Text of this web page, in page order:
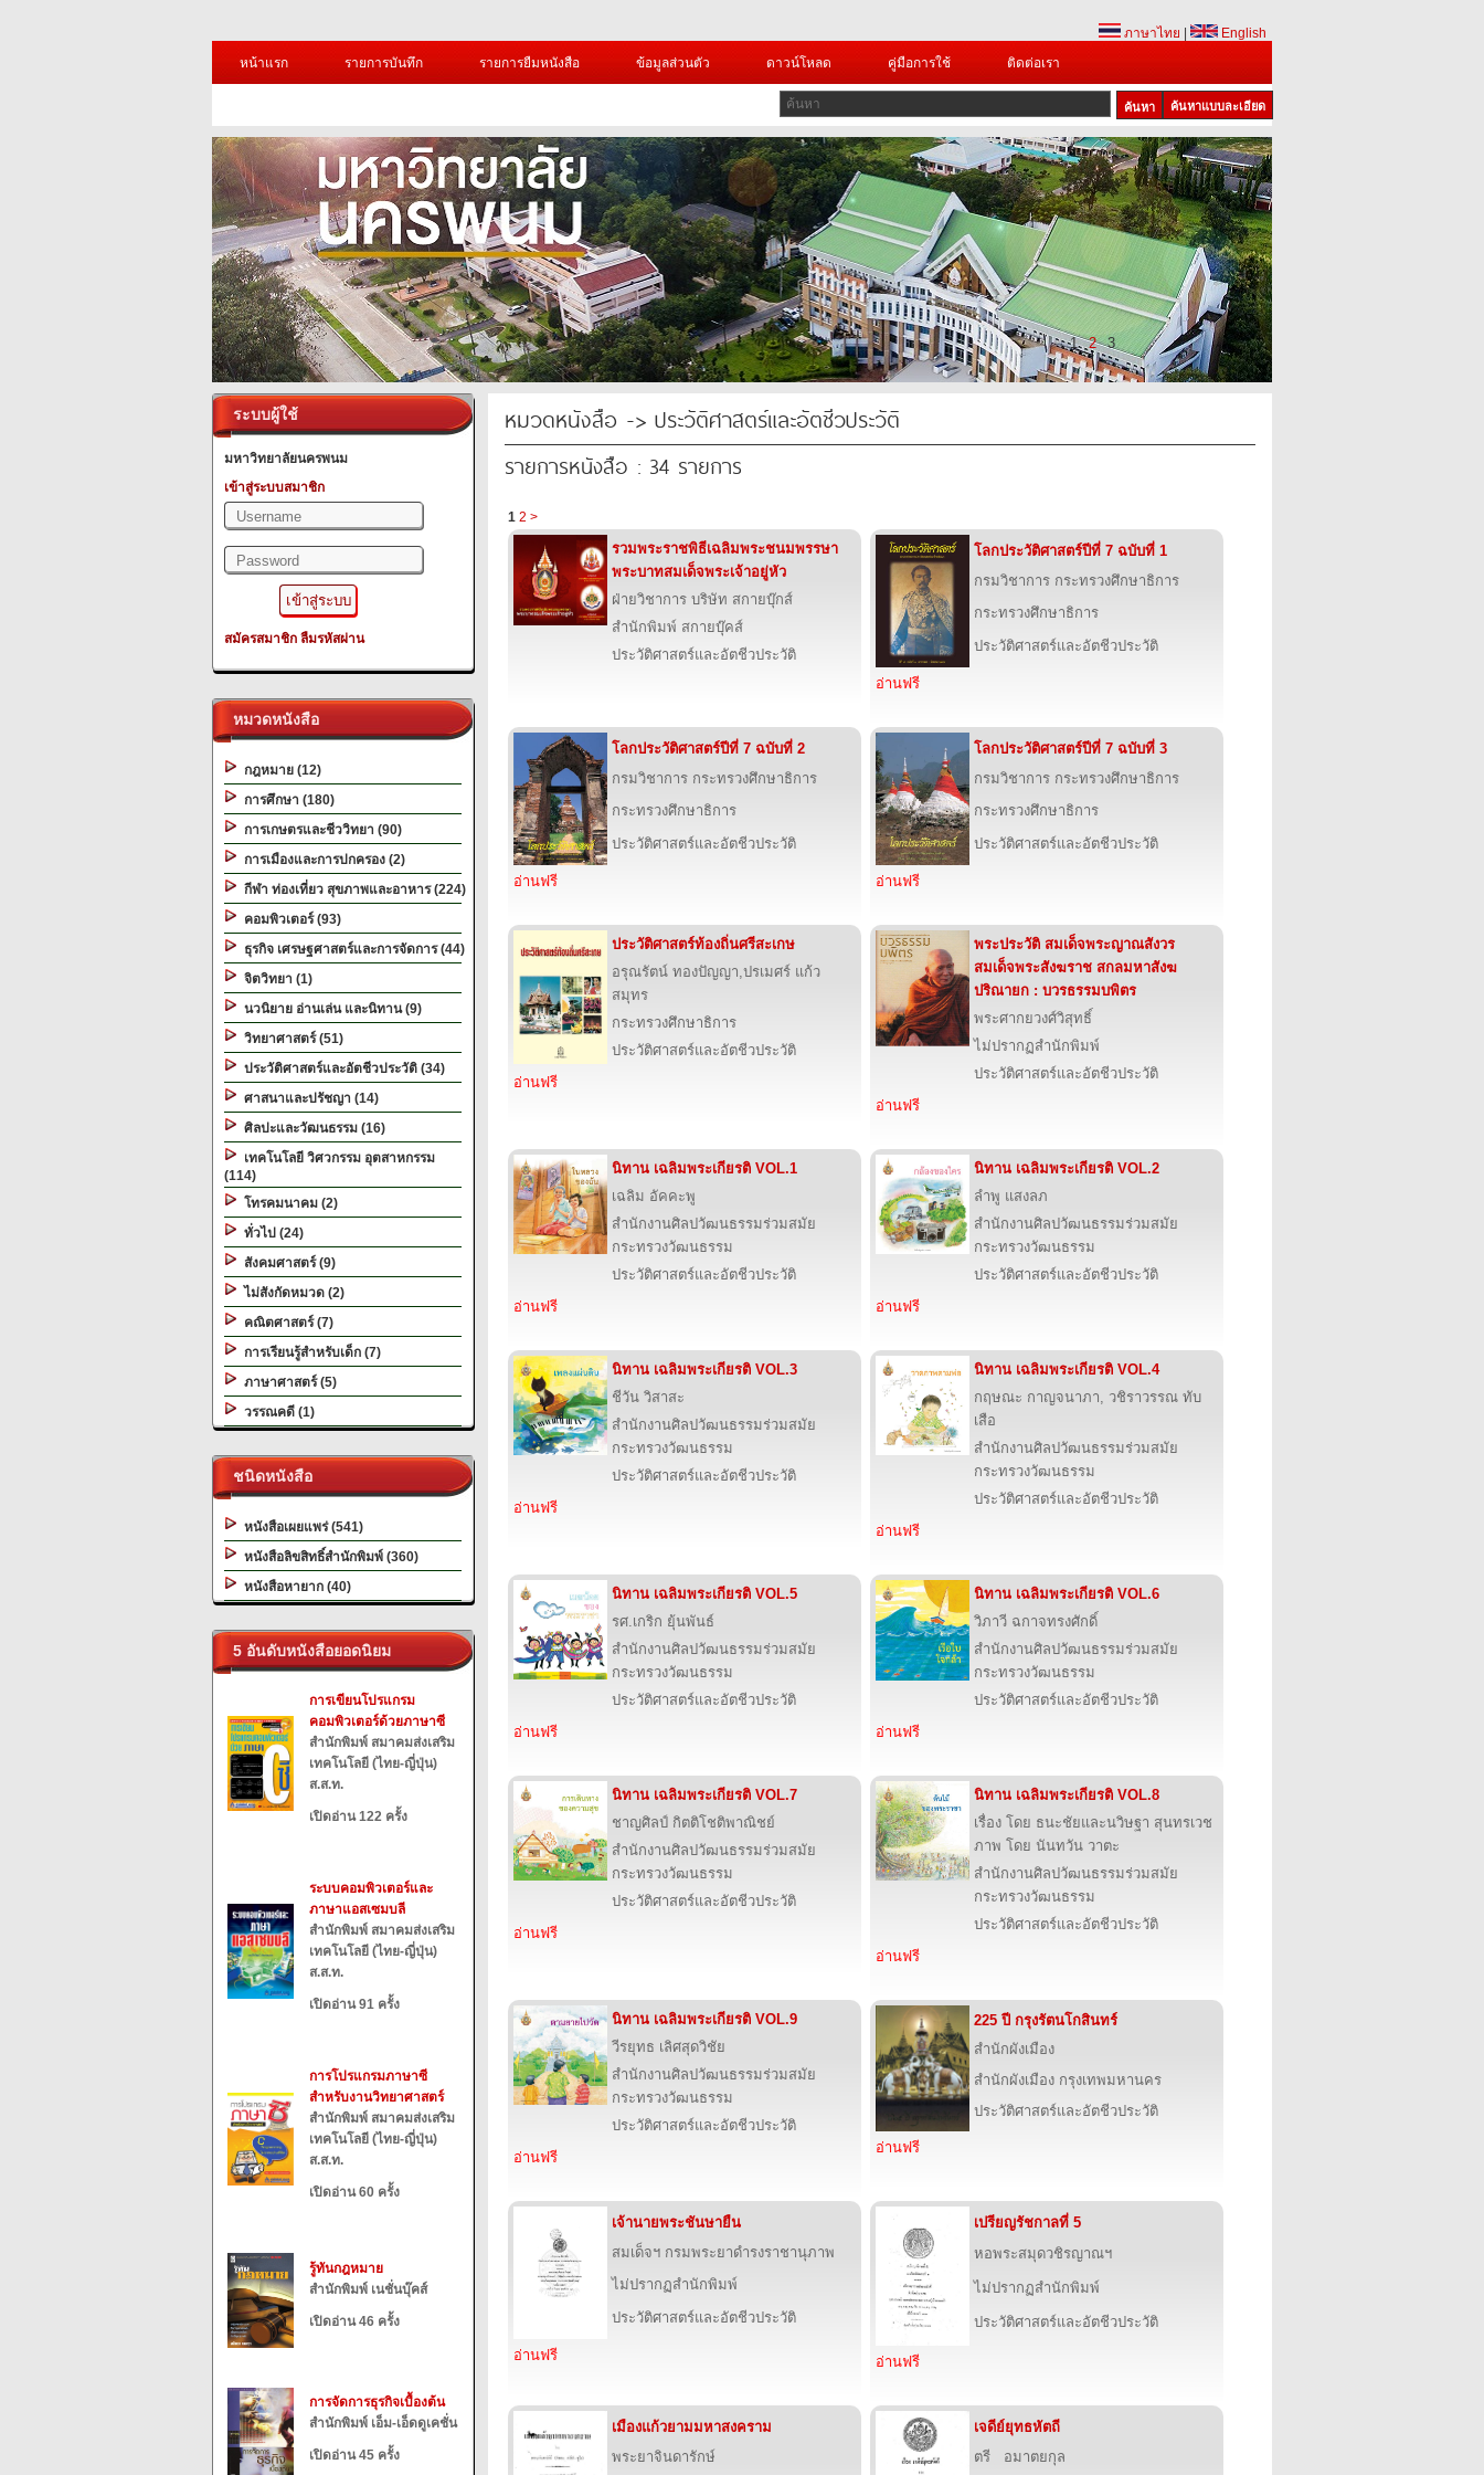
ภาษาไทย
English
หน้าแรก
รายการบันทึก รายการยืมหนังสือ ข้อมูลส่วนตัว ดาวน์โหลด คู่มือการใช้ ติดต่อเรา
ค้นหาแบบละเอียด
1 2 3
ระบบผู้ใช้
มหาวิทยาลัยนครพนม
เข้าสู่ระบบสมาชิก
สมัครสมาชิก ลืมรหัสผ่าน
หมวดหนังสือ
กฎหมาย (12)
การศึกษา (180)
การเกษตรและชีววิทยา (90)
การเมืองและการปกครอง (2)
กีฬา ท่องเที่ยว สุขภาพและอาหาร (224)
คอมพิวเตอร์ (93)
ธุรกิจ เศรษฐศาสตร์และการจัดการ (44)
จิตวิทยา (1)
นวนิยาย อ่านเล่น และนิทาน (9)
วิทยาศาสตร์ (51)
ประวัติศาสตร์และอัตชีวประวัติ (34)
ศาสนาและปรัชญา (14)
ศิลปะและวัฒนธรรม (16)
เทคโนโลยี วิศวกรรม อุตสาหกรรม
(114)
โทรคมนาคม (2)
ทั่วไป (24)
สังคมศาสตร์ (9)
ไม่สังกัดหมวด (2)
คณิตศาสตร์ (7)
การเรียนรู้สำหรับเด็ก (7)
ภาษาศาสตร์ (5)
วรรณคดี (1)
ชนิดหนังสือ
หนังสือเผยแพร่ (541)
หนังสือลิขสิทธิ์สำนักพิมพ์ (360)
หนังสือหายาก (40)
5 อันดับหนังสือยอดนิยม
การเขียนโปรแกรม
คอมพิวเตอร์ด้วยภาษาซี
สำนักพิมพ์ สมาคมส่งเสริม
เทคโนโลยี (ไทย-ญี่ปุ่น)
ส.ส.ท.
เปิดอ่าน 122 ครั้ง
ระบบคอมพิวเตอร์และ
ภาษาแอสเซมบลี
สำนักพิมพ์ สมาคมส่งเสริม
เทคโนโลยี (ไทย-ญี่ปุ่น)
ส.ส.ท.
เปิดอ่าน 91 ครั้ง
การโปรแกรมภาษาซี
สำหรับงานวิทยาศาสตร์
สำนักพิมพ์ สมาคมส่งเสริม
เทคโนโลยี (ไทย-ญี่ปุ่น)
ส.ส.ท.
เปิดอ่าน 60 ครั้ง
รู้ทันกฎหมาย
สำนักพิมพ์ เนชั่นบุ๊คส์
เปิดอ่าน 46 ครั้ง
การจัดการธุรกิจเบื้องต้น
สำนักพิมพ์ เอ็ม-เอ็ดดูเคชั่น
เปิดอ่าน 45 ครั้ง
หมวดหนังสือ -> ประวัติศาสตร์และอัตชีวประวัติ
รายการหนังสือ : 34 รายการ
1 2 >
รวมพระราชพิธีเฉลิมพระชนมพรรษา
พระบาทสมเด็จพระเจ้าอยู่หัว
ฝ่ายวิชาการ บริษัท สกายบุ๊กส์
สำนักพิมพ์ สกายบุ๊คส์
ประวัติศาสตร์และอัตชีวประวัติ
โลกประวัติศาสตร์ปีที่ 7 ฉบับที่ 1
กรมวิชาการ กระทรวงศึกษาธิการ
กระทรวงศึกษาธิการ
ประวัติศาสตร์และอัตชีวประวัติ
อ่านฟรี
โลกประวัติศาสตร์ปีที่ 7 ฉบับที่ 2
กรมวิชาการ กระทรวงศึกษาธิการ
กระทรวงศึกษาธิการ
ประวัติศาสตร์และอัตชีวประวัติ
อ่านฟรี
โลกประวัติศาสตร์ปีที่ 7 ฉบับที่ 3
กรมวิชาการ กระทรวงศึกษาธิการ
กระทรวงศึกษาธิการ
ประวัติศาสตร์และอัตชีวประวัติ
อ่านฟรี
ประวัติศาสตร์ท้องถิ่นศรีสะเกษ
อรุณรัตน์ ทองปัญญา,ปรเมศร์ แก้ว
สมุทร
กระทรวงศึกษาธิการ
ประวัติศาสตร์และอัตชีวประวัติ
อ่านฟรี
พระประวัติ สมเด็จพระญาณสังวร
สมเด็จพระสังฆราช สกลมหาสังฆ
ปริณายก : บวรธรรมบพิตร
พระศากยวงศ์วิสุทธิ์
ไม่ปรากฏสำนักพิมพ์
ประวัติศาสตร์และอัตชีวประวัติ
อ่านฟรี
นิทาน เฉลิมพระเกียรติ VOL.1
เฉลิม อัคคะพู
สำนักงานศิลปวัฒนธรรมร่วมสมัย
กระทรวงวัฒนธรรม
ประวัติศาสตร์และอัตชีวประวัติ
อ่านฟรี
นิทาน เฉลิมพระเกียรติ VOL.2
ลำพู แสงลภ
สำนักงานศิลปวัฒนธรรมร่วมสมัย
กระทรวงวัฒนธรรม
ประวัติศาสตร์และอัตชีวประวัติ
อ่านฟรี
นิทาน เฉลิมพระเกียรติ VOL.3
ชีวัน วิสาสะ
สำนักงานศิลปวัฒนธรรมร่วมสมัย
กระทรวงวัฒนธรรม
ประวัติศาสตร์และอัตชีวประวัติ
อ่านฟรี
นิทาน เฉลิมพระเกียรติ VOL.4
กฤษณะ กาญจนาภา, วชิราวรรณ ทับ
เสือ
สำนักงานศิลปวัฒนธรรมร่วมสมัย
กระทรวงวัฒนธรรม
ประวัติศาสตร์และอัตชีวประวัติ
อ่านฟรี
นิทาน เฉลิมพระเกียรติ VOL.5
รศ.เกริก ยุ้นพันธ์
สำนักงานศิลปวัฒนธรรมร่วมสมัย
กระทรวงวัฒนธรรม
ประวัติศาสตร์และอัตชีวประวัติ
อ่านฟรี
นิทาน เฉลิมพระเกียรติ VOL.6
วิภาวี ฉกาจทรงศักดิ์
สำนักงานศิลปวัฒนธรรมร่วมสมัย
กระทรวงวัฒนธรรม
ประวัติศาสตร์และอัตชีวประวัติ
อ่านฟรี
นิทาน เฉลิมพระเกียรติ VOL.7
ชาญศิลป์ กิตติโชติพาณิชย์
สำนักงานศิลปวัฒนธรรมร่วมสมัย
กระทรวงวัฒนธรรม
ประวัติศาสตร์และอัตชีวประวัติ
อ่านฟรี
นิทาน เฉลิมพระเกียรติ VOL.8
เรื่อง โดย ธนะชัยและนวิษฐา สุนทรเวช
ภาพ โดย นันทวัน วาตะ
สำนักงานศิลปวัฒนธรรมร่วมสมัย
กระทรวงวัฒนธรรม
ประวัติศาสตร์และอัตชีวประวัติ
อ่านฟรี
นิทาน เฉลิมพระเกียรติ VOL.9
วีรยุทธ เลิศสุดวิชัย
สำนักงานศิลปวัฒนธรรมร่วมสมัย
กระทรวงวัฒนธรรม
ประวัติศาสตร์และอัตชีวประวัติ
อ่านฟรี
225 ปี กรุงรัตนโกสินทร์
สำนักผังเมือง
สำนักผังเมือง กรุงเทพมหานคร
ประวัติศาสตร์และอัตชีวประวัติ
อ่านฟรี
เจ้านายพระชันษายืน
สมเด็จฯ กรมพระยาดำรงราชานุภาพ
ไม่ปรากฏสำนักพิมพ์
ประวัติศาสตร์และอัตชีวประวัติ
อ่านฟรี
เปรียญรัชกาลที่ 5
หอพระสมุดวชิรญาณฯ
ไม่ปรากฏสำนักพิมพ์
ประวัติศาสตร์และอัตชีวประวัติ
อ่านฟรี
เมืองแก้วยามมหาสงคราม
พระยาจินดารักษ์
เจดีย์ยุทธหัตถี
ตรี อมาตยกุล